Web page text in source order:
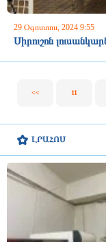
ԼՐԱՀՈՍ
29 Օգոստոս, 2024 9:55
Սիրուշոն
<< 11